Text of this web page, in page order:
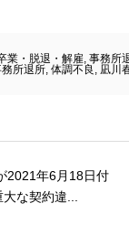
業・脱退・解雇 事務所
所退所 体調不良 凪川
2021年6月18日付
な契約違...